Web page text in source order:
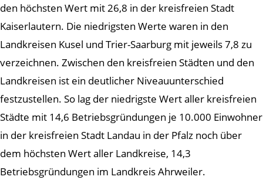
den höchsten Wert mit 26,8 in der kreisfreien Stadt
Kaiserlautern. Die niedrigsten Werte waren in den
Landkreisen Kusel und Trier-Saarburg mit jeweils 7,8 zu
verzeichnen. Zwischen den kreisfreien Städten und den
Landkreisen ist ein deutlicher Niveauunterschied
festzustellen. So lag der niedrigste Wert aller kreisfreien
Städte mit 14,6 Betriebsgründungen je 10.000 Einwohner
in der kreisfreien Stadt Landau in der Pfalz noch über
dem höchsten Wert aller Landkreise, 14,3
Betriebsgründungen im Landkreis Ahrweiler.